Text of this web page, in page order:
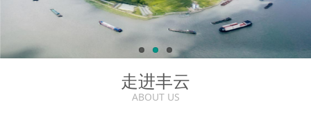
走进丰云
ABOUT US